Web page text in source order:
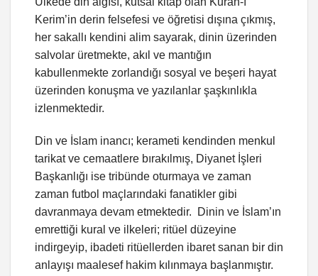
Kerim’in derin felsefesi ve öğretisi dışına çıkmış,
her sakallı kendini alim sayarak, dinin üzerinden
salvolar üretmekte, akıl ve mantığın
kabullenmekte zorlandığı sosyal ve beşeri hayat
üzerinden konuşma ve yazılanlar şaşkınlıkla
izlenmektedir.
Din ve İslam inancı; kerameti kendinden menkul
tarikat ve cemaatlere bırakılmış, Diyanet İşleri
Başkanlığı ise tribünde oturmaya ve zaman
zaman futbol maçlarındaki fanatikler gibi
davranmaya devam etmektedir. Dinin ve İslam’ın
emrettiği kural ve ilkeleri; ritüel düzeyine
indirgeyip, ibadeti ritüellerden ibaret sanan bir din
anlayışı maalesef hakim kılınmaya başlanmıştır.